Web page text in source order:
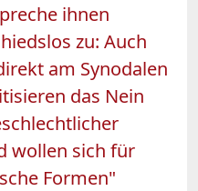
ihnen
zu: Auch
am Synodalen
das Nein
wollen sich für
Formen"